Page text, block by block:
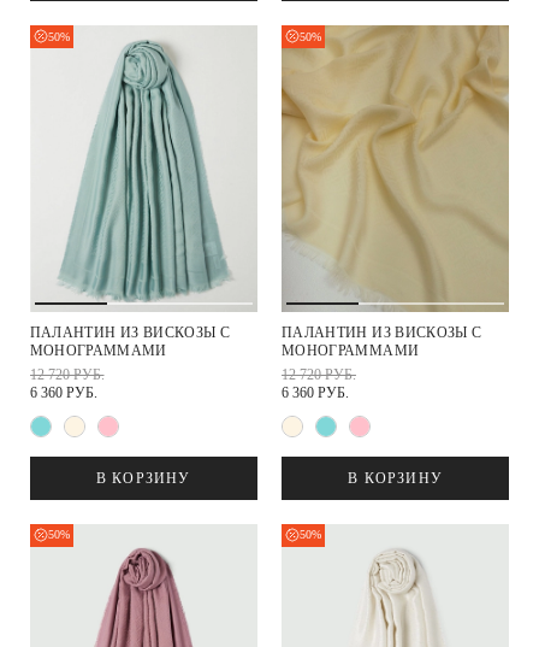
50%
ПАЛАНТИН ИЗ ВИСКОЗЫ С
МОНОГРАММАМИ
12 720 РУБ.
6 360 РУБ.
В КОРЗИНУ
50%
ПАЛАНТИН ИЗ ВИСКОЗЫ С
МОНОГРАММАМИ
12 720 РУБ.
6 360 РУБ.
В КОРЗИНУ
50% 50%